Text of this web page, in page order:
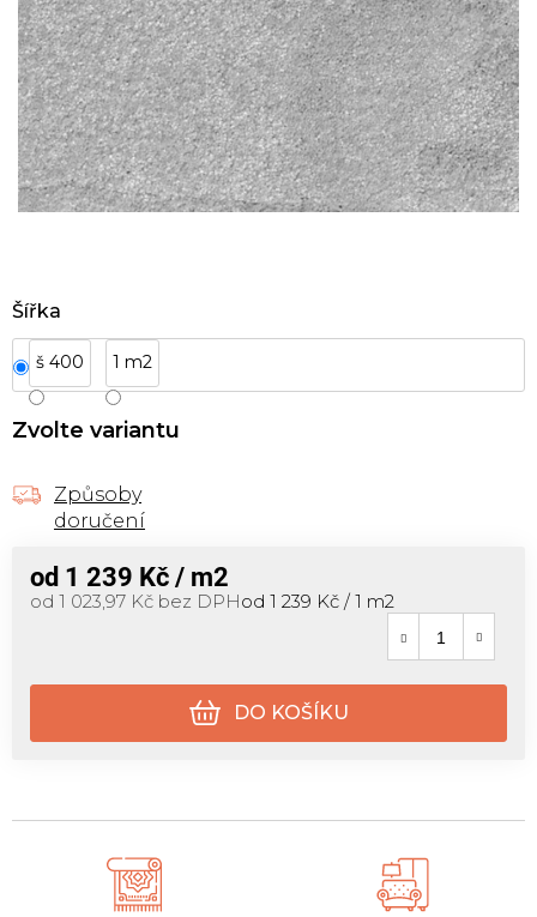
Šířka
š 400 1 m2
Zvolte variantu
Způsoby
doručení
od 1 239 Kč / m2
od 1 023,97 Kč bez DPHMěrná cena:
od 1 239 Kč / 1 m2
DO KOŠÍKU